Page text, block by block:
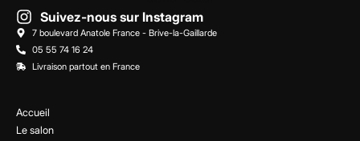
Accueil
Le salon
Suivez-nous sur Instagram
7 boulevard Anatole France - Brive-la-Gaillarde
05 55 74 16 24
Livraison partout en France